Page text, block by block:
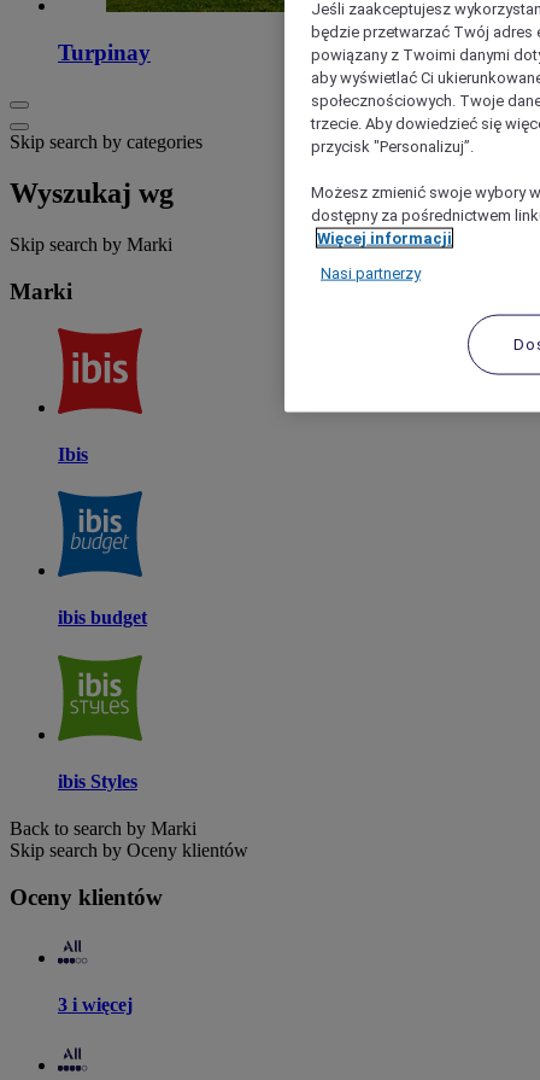
Turpinay
Skip search by categories
Wyszukaj wg
Skip search by Marki
Marki
Ibis
ibis budget
ibis Styles
Back to search by Marki
Skip search by Oceny klientów
Oceny klientów
3 i więcej
Jeśli zaakceptujesz
będzie przetwarzać Twój adres
powiązany z Twoimi danymi
aby wyświetlać Ci
społecznościowych. Twoje
trzecie. Aby dowiedzieć się
przycisk "Personalizuj”.
Możesz zmienić swoje wybory
dostępny za pośrednictwem
Więcej informacji
Nasi partnerzy